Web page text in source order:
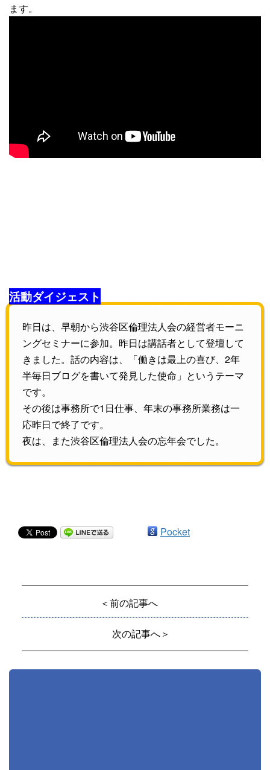
ます。
活動ダイジェスト
昨日は、早朝から渋谷区倫理法人会の経営者モーニ
ングセミナーに参加。昨日は講話者として登壇して
きました。話の内容は、「働きは最上の喜び、2年
半毎日ブログを書いて発見した使命」というテーマ
です。
その後は事務所で1日仕事、年末の事務所業務は一
応昨日で終了です。
夜は、また渋谷区倫理法人会の忘年会でした。
Pocket
＜前の記事へ
次の記事へ＞